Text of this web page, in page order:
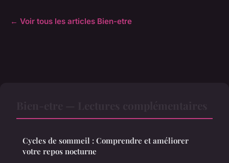
← Voir tous les articles Bien-etre
Cycles de sommeil : Comprendre et améliorer
votre repos nocturne